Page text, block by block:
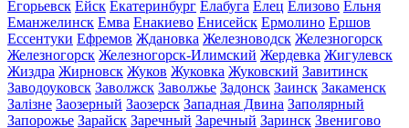
Егорьевск Ейск Екатеринбург Елабуга Елец Елизово Ельня
Еманжелинск Емва Енакиево Енисейск Ермолино Ершов
Ессентуки Ефремов Ждановка Железноводск Железногорск
Железногорск Железногорск-Илимский Жердевка Жигулевск
Жиздра Жирновск Жуков Жуковка Жуковский Завитинск
Заводоуковск Заволжск Заволжье Задонск Заинск Закаменск
Залізне Заозерный Заозерск Западная Двина Заполярный
Запорожье Зарайск Заречный Заречный Заринск Звенигово